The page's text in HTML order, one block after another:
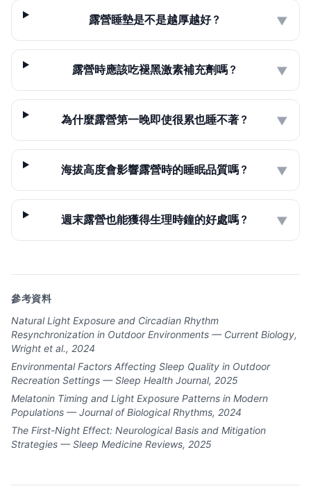
露營睡墊是不是越厚越好？ ▼
露營時應該吃褪黑激素補充劑嗎？ ▼
為什麼露營第一晚即使很累也睡不著？ ▼
海拔高度會影響露營時的睡眠品質嗎？ ▼
週末露營也能獲得生理時鐘的好處嗎？ ▼
參考資料
Natural Light Exposure and Circadian Rhythm
Resynchronization in Outdoor Environments — Current Biology,
Wright et al., 2024
Environmental Factors Affecting Sleep Quality in Outdoor
Recreation Settings — Sleep Health Journal, 2025
Melatonin Timing and Light Exposure Patterns in Modern
Populations — Journal of Biological Rhythms, 2024
The First-Night Effect: Neurological Basis and Mitigation
Strategies — Sleep Medicine Reviews, 2025